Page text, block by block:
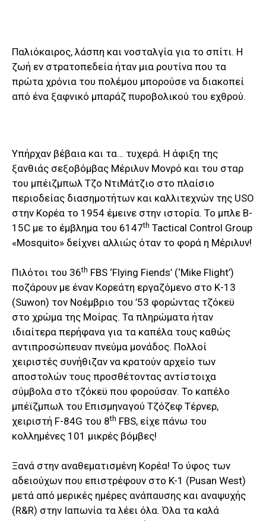
Παλιόκαιρος, λάσπη και νοσταλγία για το σπίτι. Η
ζωή εν στρατοπεδεία ήταν μια ρουτίνα που τα
πρώτα χρόνια του πολέμου μπορούσε να διακοπεί
από ένα ξαφνικό μπαράζ πυροβολικού του εχθρού.
Υπήρχαν βέβαια και τα… τυχερά. Η άφιξη της
ξανθιάς σεξοβόμβας Μέριλυν Μονρό και του σταρ
του μπέιζμπωλ Τζο ΝτιΜάτζιο στο πλαίσιο
περιοδείας διασημοτήτων και καλλιτεχνών της USO
στην Κορέα το 1954 έμεινε στην ιστορία. Το μπλε B-
15C με το έμβλημα του 6147th Tactical Control Group
«Mosquito» δείχνει αλλιώς όταν το φορά η Μέριλυν!
Πιλότοι του 36th FBS ‘Flying Fiends’ (‘Mike Flight’)
ποζάρουν με έναν Κορεάτη εργαζόμενο στο Κ-13
(Suwon) τον Νοέμβριο του ’53 φορώντας τζόκεϋ
στο χρώμα της Μοίρας. Τα πληρώματα ήταν
ιδιαίτερα περήφανα για τα καπέλα τους καθώς
αντιπροσώπευαν πνεύμα μονάδος. Πολλοί
χειριστές συνήθιζαν να κρατούν αρχείο των
αποστολών τους προσθέτοντας αντίστοιχα
σύμβολα στο τζόκεϋ που φορούσαν. Το καπέλο
μπέϊζμπωλ του Επισμηναγού Τζόζεφ Τέρνερ,
χειριστή F-84G του 8th FBS, είχε πάνω του
κολλημένες 101 μικρές βόμβες!
Ξανά στην αναθεματισμένη Κορέα! Το ύφος των
αδειούχων που επιστρέφουν στο K-1 (Pusan West)
μετά από μερικές ημέρες ανάπαυσης και αναψυχής
(R&R) στην Ιαπωνία τα λέει όλα. Όλα τα καλά